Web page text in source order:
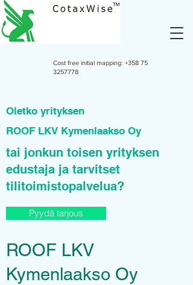
Cost free initial mapping: +358 75
3257778
Oletko yrityksen
ROOF LKV Kymenlaakso Oy
tai jonkun toisen yrityksen
edustaja ja tarvitset
tilitoimistopalvelua?
Pyydä tarjous
ROOF LKV
Kymenlaakso Oy